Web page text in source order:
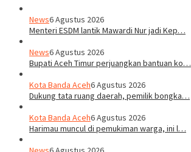
News6 Agustus 2026
Menteri ESDM lantik Mawardi Nur jadi Kep…
News6 Agustus 2026
Bupati Aceh Timur perjuangkan bantuan ko…
Kota Banda Aceh6 Agustus 2026
Dukung tata ruang daerah, pemilik bongka…
Kota Banda Aceh6 Agustus 2026
Harimau muncul di pemukiman warga, ini l…